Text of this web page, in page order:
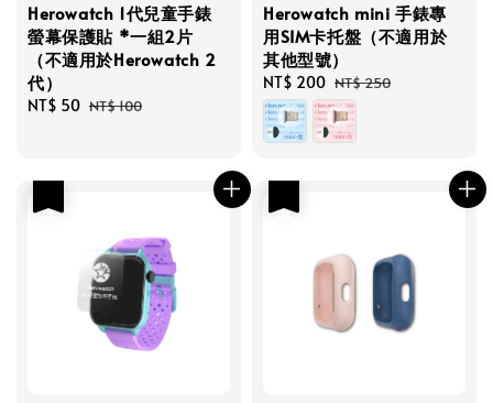
Herowatch 1代兒童手錶
螢幕保護貼 *一組2片
（不適用於Herowatch 2
代）
Sale
NT$ 50 Regular
NT$ 100
Herowatch mini 手錶專
用SIM卡托盤（不適用於
其他型號）
Sale
price
NT$ 200 Regular
price
NT$ 250